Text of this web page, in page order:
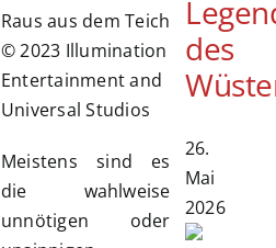
Raus aus dem Teich
© 2023 Illumination
Entertainment and
Universal Studios
Meistens sind es
die wahlweise
unnötigen oder
des
26.
Mai
2026